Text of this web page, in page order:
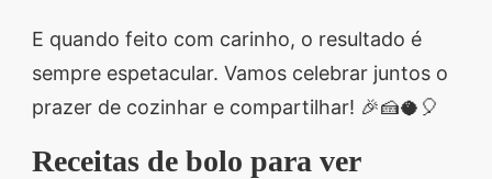
E quando feito com carinho, o resultado é
sempre espetacular. Vamos celebrar juntos o
prazer de cozinhar e compartilhar! 🎉🍰🥥🎈
Receitas de bolo para ver